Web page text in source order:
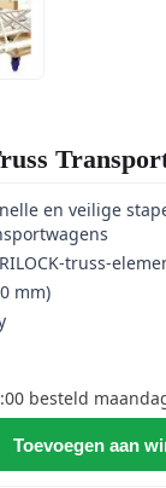
en veilige
truss-
mm)
besteld
Toevoegen aan